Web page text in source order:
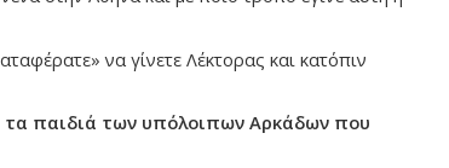
να γίνετε Λέκτορας και κατόπιν
παιδιά των υπόλοιπων Αρκάδων που